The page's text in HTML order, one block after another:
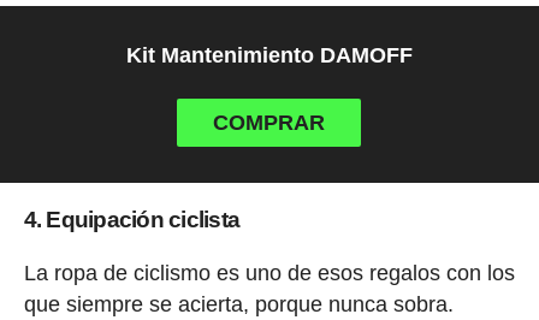
Kit Mantenimiento DAMOFF
COMPRAR
4. Equipación ciclista
La ropa de ciclismo es uno de esos regalos con los
que siempre se acierta, porque nunca sobra.